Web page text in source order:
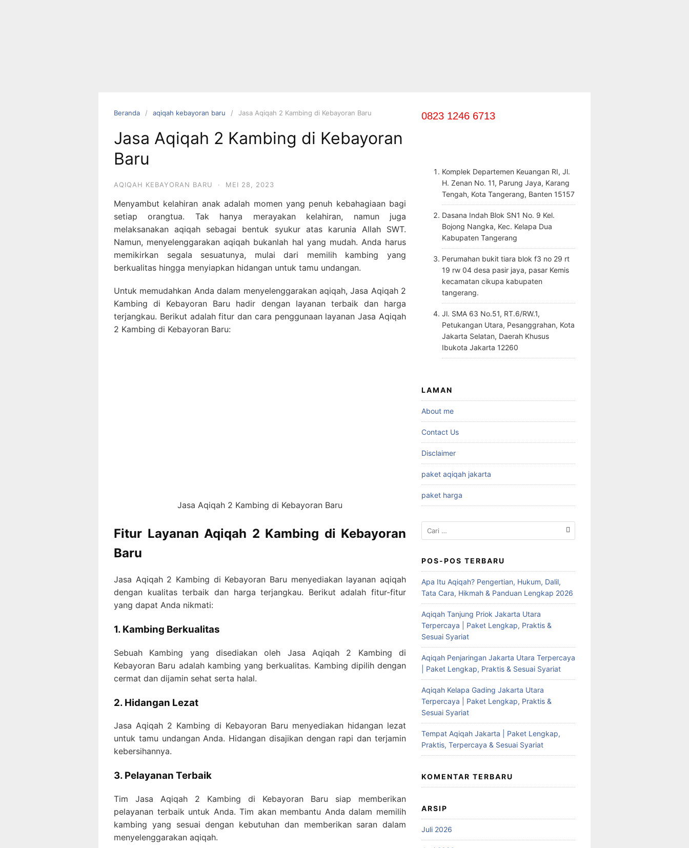
HUBUNGI
KAMI
0823 1246
6713
Beranda aqiqah kebayoran baru Jasa Aqiqah 2 Kambing di Kebayoran Baru
Jasa Aqiqah 2 Kambing di Kebayoran
Baru
AQIQAH KEBAYORAN BARU · MEI 28, 2023
Menyambut kelahiran anak adalah momen yang penuh kebahagiaan bagi
setiap orangtua. Tak hanya merayakan kelahiran, namun juga
melaksanakan aqiqah sebagai bentuk syukur atas karunia Allah SWT.
Namun, menyelenggarakan aqiqah bukanlah hal yang mudah. Anda harus
memikirkan segala sesuatunya, mulai dari memilih kambing yang
berkualitas hingga menyiapkan hidangan untuk tamu undangan.
Untuk memudahkan Anda dalam menyelenggarakan aqiqah, Jasa Aqiqah 2
Kambing di Kebayoran Baru hadir dengan layanan terbaik dan harga
terjangkau. Berikut adalah fitur dan cara penggunaan layanan Jasa Aqiqah
2 Kambing di Kebayoran Baru:
Jasa Aqiqah 2 Kambing di Kebayoran Baru
Fitur Layanan Aqiqah 2 Kambing di Kebayoran
Baru
Jasa Aqiqah 2 Kambing di Kebayoran Baru menyediakan layanan aqiqah
dengan kualitas terbaik dan harga terjangkau. Berikut adalah fitur-fitur
yang dapat Anda nikmati:
1. Kambing Berkualitas
Sebuah Kambing yang disediakan oleh Jasa Aqiqah 2 Kambing di
Kebayoran Baru adalah kambing yang berkualitas. Kambing dipilih dengan
cermat dan dijamin sehat serta halal.
2. Hidangan Lezat
Jasa Aqiqah 2 Kambing di Kebayoran Baru menyediakan hidangan lezat
untuk tamu undangan Anda. Hidangan disajikan dengan rapi dan terjamin
kebersihannya.
3. Pelayanan Terbaik
Tim Jasa Aqiqah 2 Kambing di Kebayoran Baru siap memberikan
pelayanan terbaik untuk Anda. Tim akan membantu Anda dalam memilih
kambing yang sesuai dengan kebutuhan dan memberikan saran dalam
menyelenggarakan aqiqah.
0823 1246 6713
Komplek Departemen Keuangan RI, Jl.
H. Zenan No. 11, Parung Jaya, Karang
Tengah, Kota Tangerang, Banten 15157
Dasana Indah Blok SN1 No. 9 Kel.
Bojong Nangka, Kec. Kelapa Dua
Kabupaten Tangerang
Perumahan bukit tiara blok f3 no 29 rt
19 rw 04 desa pasir jaya, pasar Kemis
kecamatan cikupa kabupaten
tangerang.
Jl. SMA 63 No.51, RT.6/RW.1,
Petukangan Utara, Pesanggrahan, Kota
Jakarta Selatan, Daerah Khusus
Ibukota Jakarta 12260
LAMAN
About me
Contact Us
Disclaimer
paket aqiqah jakarta
paket harga
Cari
untuk:
POS-POS TERBARU
Apa Itu Aqiqah? Pengertian, Hukum, Dalil,
Tata Cara, Hikmah & Panduan Lengkap 2026
Aqiqah Tanjung Priok Jakarta Utara
Terpercaya | Paket Lengkap, Praktis &
Sesuai Syariat
Aqiqah Penjaringan Jakarta Utara Terpercaya
| Paket Lengkap, Praktis & Sesuai Syariat
Aqiqah Kelapa Gading Jakarta Utara
Terpercaya | Paket Lengkap, Praktis &
Sesuai Syariat
Tempat Aqiqah Jakarta | Paket Lengkap,
Praktis, Terpercaya & Sesuai Syariat
KOMENTAR TERBARU
ARSIP
Juli 2026